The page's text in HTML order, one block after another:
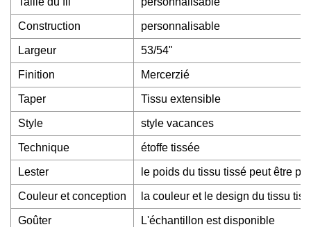
Construction personnalisable
Largeur 53/54"
Finition Mercerzié
Taper Tissu extensible
Style style vacances
Technique étoffe tissée
Lester le poids du tissu tissé peut être
Couleur et conception la couleur et le design du tissu
Goûter L'échantillon est disponible